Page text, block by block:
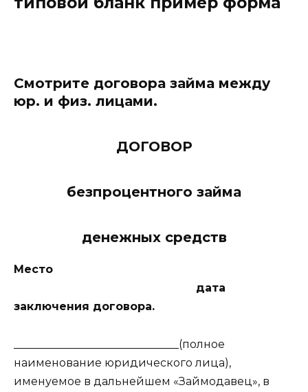
Смотрите договора займа между
юр. и физ. лицами.
ДОГОВОР
безпроцентного займа
денежных средств
Место
дата
заключения договора.
______________________________(полное
наименование юридического лица),
именуемое в дальнейшем «Займодавец», в